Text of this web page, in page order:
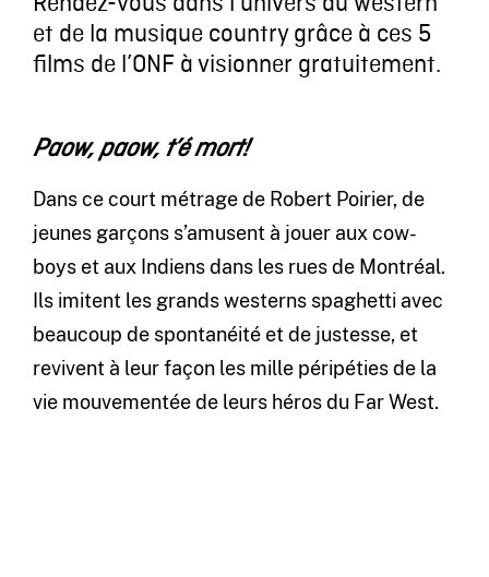
et de la musique country grâce à ces 5
films de l’ONF à visionner gratuitement.
Paow, paow, t’é mort!
Dans ce court métrage de Robert Poirier, de
jeunes garçons s’amusent à jouer aux cow-
boys et aux Indiens dans les rues de Montréal.
Ils imitent les grands westerns spaghetti avec
beaucoup de spontanéité et de justesse, et
revivent à leur façon les mille péripéties de la
vie mouvementée de leurs héros du Far West.